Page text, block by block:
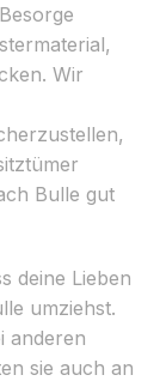
Besorge
Wir
Bulle gut
deine Lieben
umziehst.
anderen
sie auch an